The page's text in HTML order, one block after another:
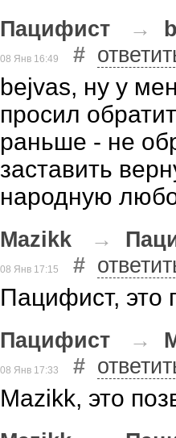
Пацифист →
08 Янв 16:49 #
bejvas, ну у
просил
раньше - не
заставить
народную
Mazikk →
08 Янв 17:15 #
Пацифист, это
Пацифист →
08 Янв 17:33 #
Mazikk, это